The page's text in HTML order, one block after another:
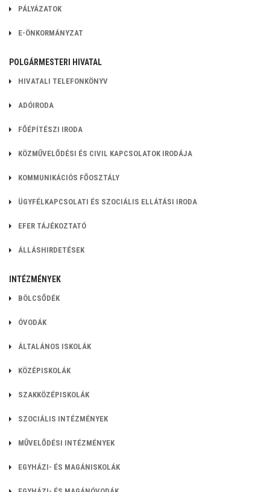
PÁLYÁZATOK
E-ÖNKORMÁNYZAT
POLGÁRMESTERI HIVATAL
HIVATALI TELEFONKÖNYV
ADÓIRODA
FŐÉPÍTÉSZI IRODA
KÖZMŰVELŐDÉSI ÉS CIVIL KAPCSOLATOK IRODÁJA
KOMMUNIKÁCIÓS FŐOSZTÁLY
ÜGYFÉLKAPCSOLATI ÉS SZOCIÁLIS ELLÁTÁSI IRODA
EFER TÁJÉKOZTATÓ
ÁLLÁSHIRDETÉSEK
INTÉZMÉNYEK
BÖLCSŐDÉK
ÓVODÁK
ÁLTALÁNOS ISKOLÁK
KÖZÉPISKOLÁK
SZAKKÖZÉPISKOLÁK
SZOCIÁLIS INTÉZMÉNYEK
MŰVELŐDÉSI INTÉZMÉNYEK
EGYHÁZI- ÉS MAGÁNISKOLÁK